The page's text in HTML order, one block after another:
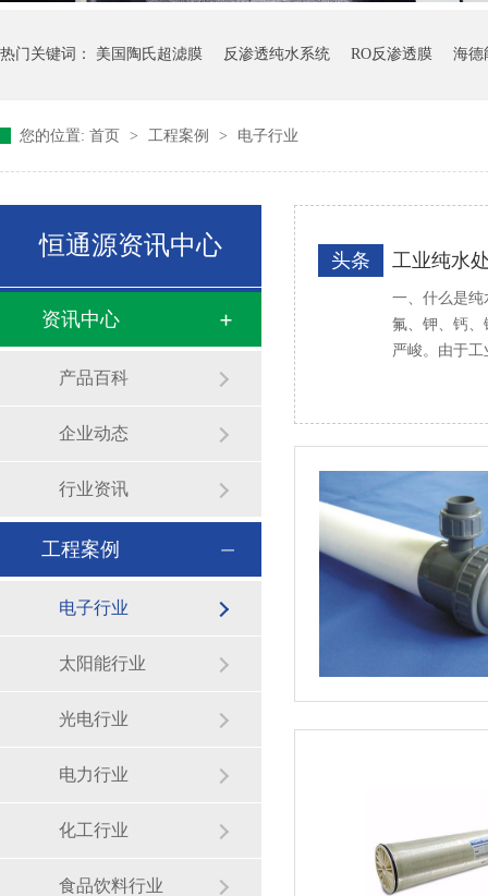
热门关键词： 美国陶氏超滤膜 反渗透纯水系统 RO反渗透膜 海德
您的位置: 首页 > 工程案例 > 电子行业
恒通源资讯中心
资讯中心
产品百科
企业动态
行业资讯
工程案例
电子行业
太阳能行业
光电行业
电力行业
化工行业
食品饮料行业
工业纯水
头条
一、什么是
氟、钾、钙
严峻。由于